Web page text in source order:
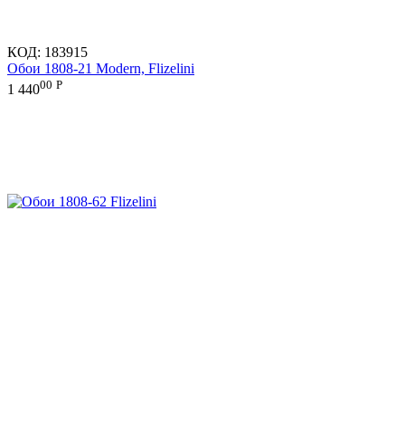
КОД: 183915
Обои 1808-21 Modern, Flizelini
1 44000 Р